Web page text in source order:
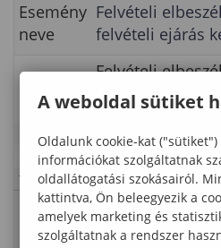
Esemény
neve
Felvételi
felvételi ejárás
Felvételi
felvételi ejárás
Időpont
2024-05-20 00:00:00 -
Kategória
Lámfalussy Sándor
Típus
Tanulmányi rend
Esemény
neve
Vizsgaidőszak
A weboldal sütiket
Oldalunk cookie-kat
információkat szolgáltatnak
oldallátogatási szokásairól.
kattintva, Ön beleegyezik a
amelyek marketing és
szolgáltatnak a rendszer